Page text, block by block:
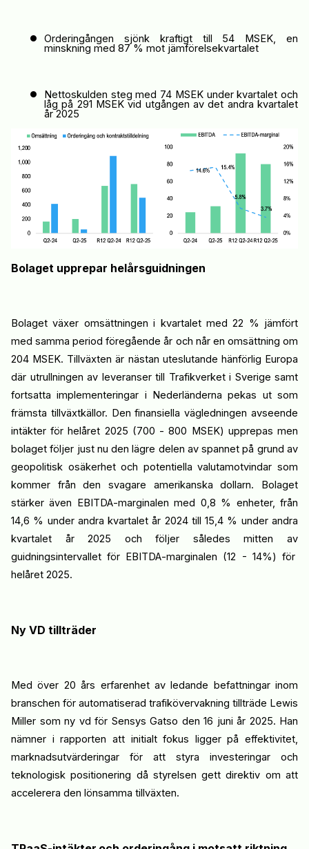
• Orderingången sjönk kraftigt till 54 MSEK, en
minskning med 87 % mot jämförelsekvartalet
• Nettoskulden stegmed 74 MSEK under kvartalet och
låg på 291 MSEK vid utgången av det andra kvartalet
år 2025
Bolaget upprepar helårsguidningen
Bolaget växer omsättningen i kvartalet med 22 % jämfört
med samma period föregående år och når en omsättning om
204 MSEK. Tillväxtenär nästan uteslutande hänförlig Europa
där utrullningen av leveranser till Trafikverket i Sverige samt
fortsatta implementeringar i Nederländerna pekas ut som
främsta tillväxtkällor. Den finansiella vägledningenavseende
intäkter förhelåret 2025 (700 - 800 MSEK) upprepas men
bolagetföljer just nu den lägre delen av spannet på grund av
geopolitisk osäkerhet och potentiella valutamotvindar som
kommer från den svagare amerikanska dollarn.
Bolaget
stärker även EBITDA-marginalen med 0,8 % enheter, från
14,6 % underandra kvartalet år 2024 till 15,4 % under andra
kvartalet år 2025 ochföljer således mitten av
guidningsintervallet för EBITDA-marginalen (12 - 14%) för
helåret 2025.
Ny VD tillträder
Med över 20 års erfarenhet av ledande befattningar inom
branschen för automatiserad trafikövervakning tillträde Lewis
Miller som ny vd för Sensys Gatso den 16 juni år 2025. Han
nämner i rapporten att initialt fokus ligger på effektivitet,
marknadsutvärderingar för att styra investeringar och
teknologisk positionering då styrelsen gett direktiv om att
accelerera den lönsamma tillväxten.